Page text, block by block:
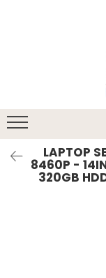
Încărcătoare
LAPTOP
8460P -
320GB